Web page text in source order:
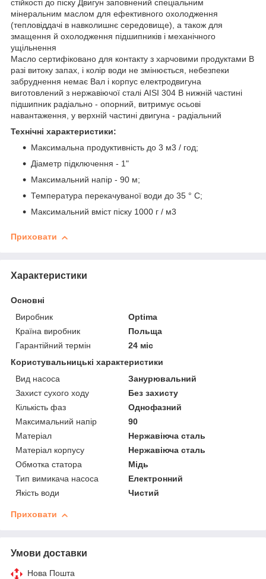
стійкості до піску Двигун заповнений спеціальним
мінеральним маслом для ефективного охолодження
(тепловіддачі в навколишнє середовище), а також для
змащення й охолодження підшипників і механічного
ущільнення
Масло сертифіковано для контакту з харчовими продуктами В
разі витоку запах, і колір води не змінюється, небезпеки
забруднення немає Вал і корпус електродвигуна
виготовлений з нержавіючої сталі AISI 304 В нижній частині
підшипник радіально - опорний, витримує осьові
навантаження, у верхній частині двигуна - радіальний
Технічні характеристики:
Максимальна продуктивність до 3 м3 / год;
Діаметр підключення - 1"
Максимальний напір - 90 м;
Температура перекачуваної води до 35 ° С;
Максимальний вміст піску 1000 г / м3
Приховати
Характеристики
Основні
Виробник
Optima
Країна виробник
Польща
Гарантійний термін
24 міс
Користувальницькі характеристики
Вид насоса
Занурювальний
Захист сухого ходу
Без захисту
Кількість фаз
Однофазний
Максимальний напір
90
Матеріал
Нержавіюча сталь
Матеріал корпусу
Нержавіюча сталь
Обмотка статора
Мідь
Тип вимикача насоса
Електронний
Якість води
Чистий
Приховати
Умови доставки
Нова Пошта